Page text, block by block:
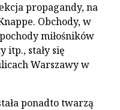
propagandy, na
Obchody, w
miłośników
itp., stały się
Warszawy w
ponadto twarzą